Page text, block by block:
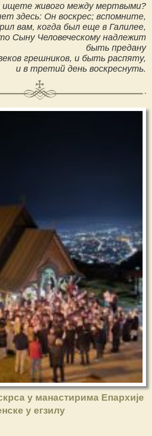
живого между мертвыми?
здесь: Он воскрес; вспомните,
вам, когда был еще в Галилее,
Сыну Человеческому надлежит
быть предану
грешников, и быть распяту,
и в третий день воскреснуть.
у манастирима Епархије
у егзилу